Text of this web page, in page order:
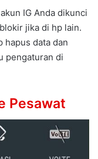
IG Anda dikunci
jika di hp lain.
hapus data dan
pengaturan di
Pesawat